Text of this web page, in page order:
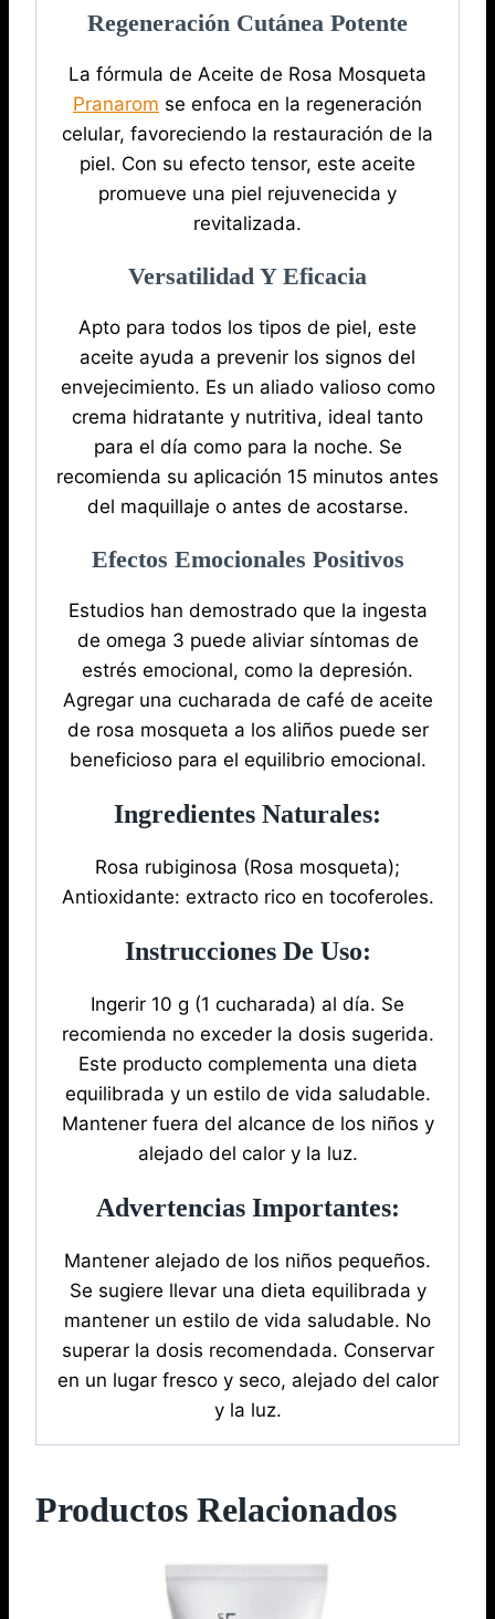
Regeneración Cutánea Potente
La fórmula de Aceite de Rosa Mosqueta
Pranarom se enfoca en la regeneración
celular, favoreciendo la restauración de la
piel. Con su efecto tensor, este aceite
promueve una piel rejuvenecida y
revitalizada.
Versatilidad Y Eficacia
Apto para todos los tipos de piel, este
aceite ayuda a prevenir los signos del
envejecimiento. Es un aliado valioso como
crema hidratante y nutritiva, ideal tanto
para el día como para la noche. Se
recomienda su aplicación 15 minutos antes
del maquillaje o antes de acostarse.
Efectos Emocionales Positivos
Estudios han demostrado que la ingesta
de omega 3 puede aliviar síntomas de
estrés emocional, como la depresión.
Agregar una cucharada de café de aceite
de rosa mosqueta a los aliños puede ser
beneficioso para el equilibrio emocional.
Ingredientes Naturales:
Rosa rubiginosa (Rosa mosqueta);
Antioxidante: extracto rico en tocoferoles.
Instrucciones De Uso:
Ingerir 10 g (1 cucharada) al día. Se
recomienda no exceder la dosis sugerida.
Este producto complementa una dieta
equilibrada y un estilo de vida saludable.
Mantener fuera del alcance de los niños y
alejado del calor y la luz.
Advertencias Importantes:
Mantener alejado de los niños pequeños.
Se sugiere llevar una dieta equilibrada y
mantener un estilo de vida saludable. No
superar la dosis recomendada. Conservar
en un lugar fresco y seco, alejado del calor
y la luz.
Productos Relacionados